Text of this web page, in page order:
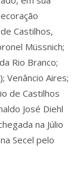
Castilhos,
Müssnich;
Rio Branco;
Venâncio Aires;
de Castilhos
José Diehl
na Júlio
Secel pelo